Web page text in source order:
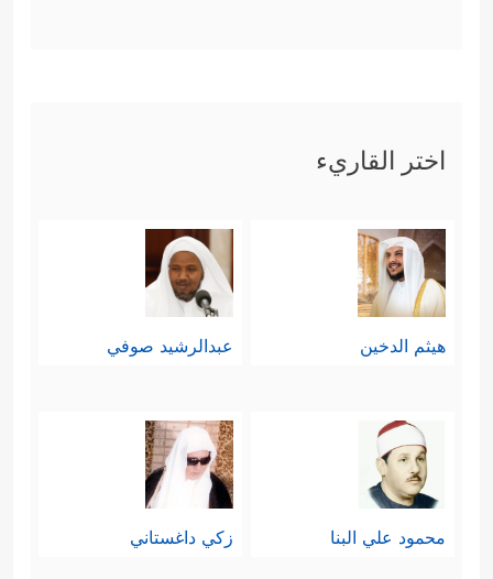
اختر القاريء
هيثم الدخين عبدالرشيد صوفي
محمود علي البنا زكي داغستاني